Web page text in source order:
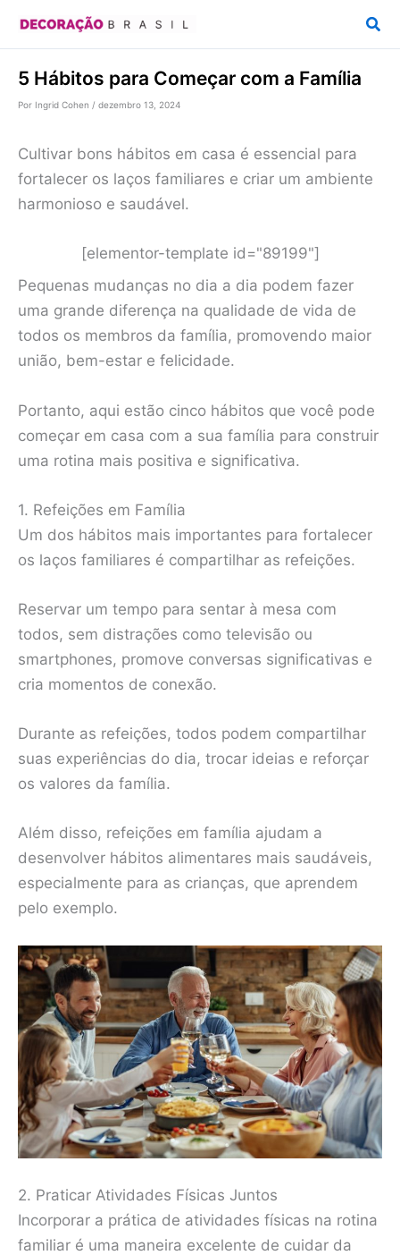
conteúdo
5 Hábitos para Começar com a Família
Por Ingrid Cohen / dezembro 13, 2024
Cultivar bons hábitos em casa é essencial para
fortalecer os laços familiares e criar um ambiente
harmonioso e saudável.
[elementor-template id="89199"]
Pequenas mudanças no dia a dia podem fazer
uma grande diferença na qualidade de vida de
todos os membros da família, promovendo maior
união, bem-estar e felicidade.
Portanto, aqui estão cinco hábitos que você pode
começar em casa com a sua família para construir
uma rotina mais positiva e significativa.
1. Refeições em Família
Um dos hábitos mais importantes para fortalecer
os laços familiares é compartilhar as refeições.
Reservar um tempo para sentar à mesa com
todos, sem distrações como televisão ou
smartphones, promove conversas significativas e
cria momentos de conexão.
Durante as refeições, todos podem compartilhar
suas experiências do dia, trocar ideias e reforçar
os valores da família.
Além disso, refeições em família ajudam a
desenvolver hábitos alimentares mais saudáveis,
especialmente para as crianças, que aprendem
pelo exemplo.
2. Praticar Atividades Físicas Juntos
Incorporar a prática de atividades físicas na rotina
familiar é uma maneira excelente de cuidar da